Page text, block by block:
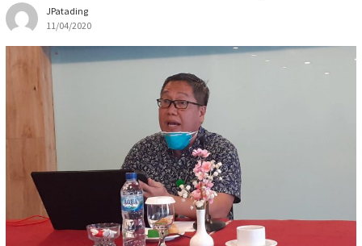
JPatading
11/04/2020